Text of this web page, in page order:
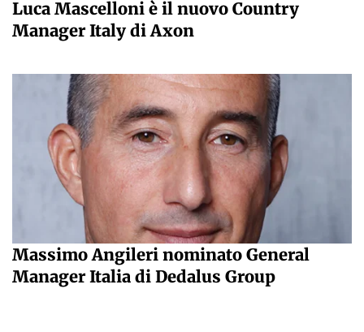
Luca Mascelloni è il nuovo Country
Manager Italy di Axon
Massimo Angileri nominato General
Manager Italia di Dedalus Group